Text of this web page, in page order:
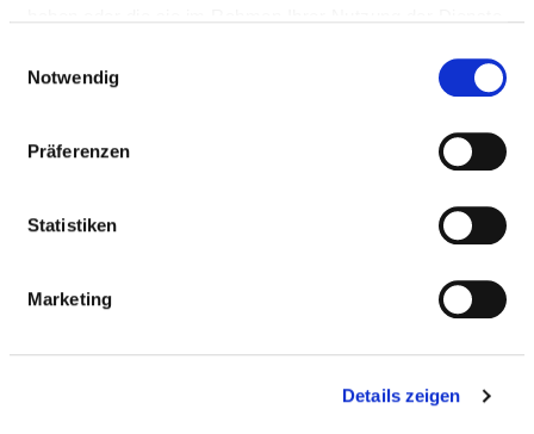
Notwendig
Präferenzen
Statistiken
Marketing
Details zeigen
Ärztliche Leitung
Prof. Dr. med. Helga Bernhard (Klinikdirektorin)
Informationen und Leistungen der
FALLZAHLEN